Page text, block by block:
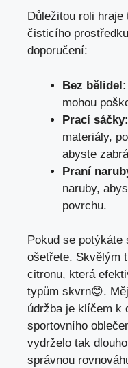
Důležitou roli
čisticího
doporučení:
Bez bělidel:
mohou
Prací sáčky:
materiály,
abyste
Praní
naruby,
povrchu.
Pokud se
ošetřete. Skvělým
citronu, která
typům skvrn😊.
údržba je klíčem k
sportovního
vydrželo tak
správnou